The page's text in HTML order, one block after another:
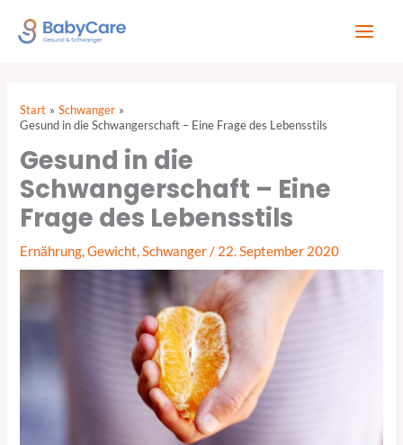
Inhalt
Start
Schwanger
Gesund in die Schwangerschaft – Eine Frage des Lebensstils
Gesund in die
Schwangerschaft – Eine
Frage des Lebensstils
Ernährung,Gewicht,Schwanger/ 22. September 2020